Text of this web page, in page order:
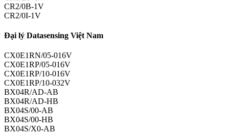
CR2/0B-1V
CR2/0I-1V
Đại lý Datasensing Việt Nam
CX0E1RN/05-016V
CX0E1RP/05-016V
CX0E1RP/10-016V
CX0E1RP/10-032V
BX04R/AD-AB
BX04R/AD-HB
BX04S/00-AB
BX04S/00-HB
BX04S/X0-AB